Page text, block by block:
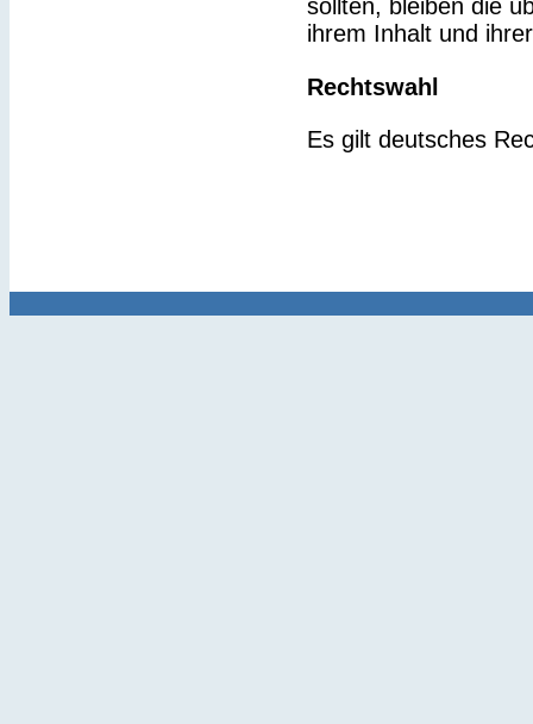
sollten, bleiben die
ihrem Inhalt und
Rechtswahl
Es gilt deutsches